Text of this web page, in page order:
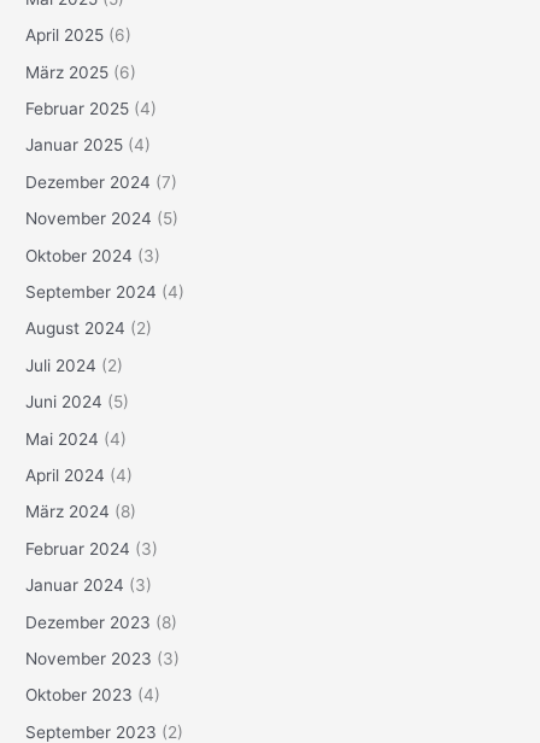
April 2025 (6)
März 2025 (6)
Februar 2025 (4)
Januar 2025 (4)
Dezember 2024 (7)
November 2024 (5)
Oktober 2024 (3)
September 2024 (4)
August 2024 (2)
Juli 2024 (2)
Juni 2024 (5)
Mai 2024 (4)
April 2024 (4)
März 2024 (8)
Februar 2024 (3)
Januar 2024 (3)
Dezember 2023 (8)
November 2023 (3)
Oktober 2023 (4)
September 2023 (2)